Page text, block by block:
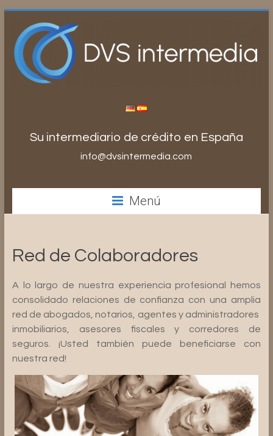
contenido
Su intermediario de crédito en España
info@dvsintermedia.com
Menú
Red de Colaboradores
A lo largo de nuestra experiencia profesional hemos
consolidado relaciones de confianza con una amplia
red de abogados, notarios, agentes y administradores
inmobiliarios, asesores fiscales y corredores de
seguros. ¡Usted también puede beneficiarse con
nuestra red!